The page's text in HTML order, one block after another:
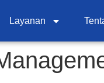
Layanan